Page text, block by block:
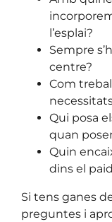
l’esplai?
Sempre
centre?
Com
Qui posa
quan
Quin
dins el
Si tens ganes
preguntes i